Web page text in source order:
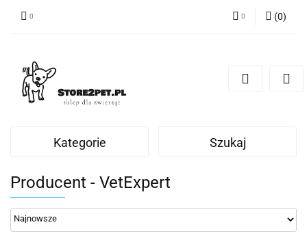
Zarejestruj się
(0)
Kategorie Szukaj
Producent - VetExpert